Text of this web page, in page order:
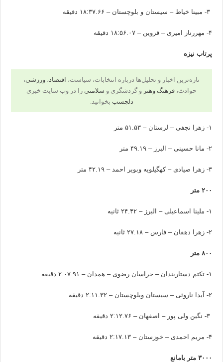
۳- مبینا خیاط – سیستان و بلوچستان – ۱۸:۳۷.۶۶ دقیقه
۴- مهررناز امیری – قزوین – ۱۸:۵۶.۰۷ دقیقه
پرتاب نیزه
تازه‌ترین اخبار و تحلیل‌ها درباره انتخابات، سیاست، اقتصاد، ورزشی،
حوادث، فرهنگ وهنر و گردشگری و سلامتی را در وب سایت خبری
دلچسب بخوانید.
۱- زهرا نجفی – لرستان – ۵۱.۵۳ متر
۲- مانا حسینی – البرز – ۴۹.۱۹ متر
۳- زهرا صیادی – کهگیلویه وبویر احمد – ۴۲.۱۹ متر
۲۰۰ متر
۱- ملینا اسماعیلی – البرز – ۲۴.۴۲ ثانیه
۲- زهرا دهقان – فارس – ۲۷.۱۸ ثانیه
۸۰۰ متر
۱- تکتم دستاربندان – خراسان رضوی – همدان – ۲:۰۷.۹۱ دقیقه
۲- آیدا ناروئی – سیستان وبلوچستان – ۲:۱۱.۳۲ دقیقه
۳- نگین ولی پور – اصفهان – ۲:۱۲.۷۶ دقیقه
۴- مریم احمدی – خوزستان – ۲:۱۷.۱۳ دقیقه
۳۰۰۰ متر بامانع